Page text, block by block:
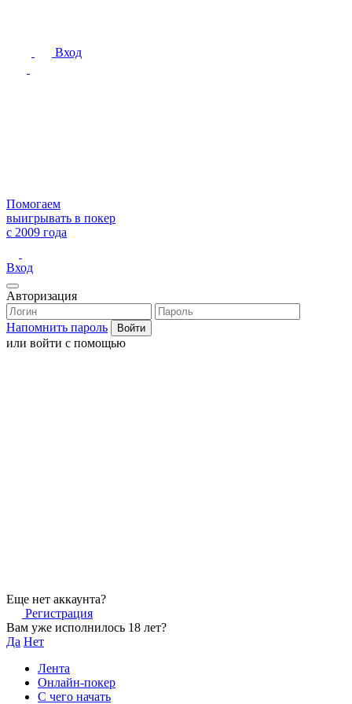
Вход
Помогаем
выигрывать в покер
с 2009 года
Вход
Авторизация
Напомнить пароль
или войти с помощью
Еще нет аккаунта?
Регистрация
Вам уже исполнилось 18 лет?
Да Нет
Лента
Онлайн-покер
С чего начать